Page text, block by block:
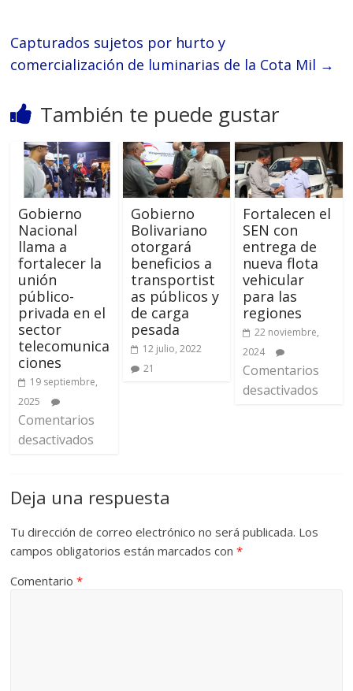
Capturados sujetos por hurto y
comercialización de luminarias de la Cota Mil →
También te puede gustar
Gobierno
Nacional
llama a
fortalecer la
unión
público-
privada en el
sector
telecomunica
ciones
19 septiembre,
2025
Comentarios
desactivados
Gobierno
Bolivariano
otorgará
beneficios a
transportist
as públicos y
de carga
pesada
12 julio, 2022
21
Fortalecen el
SEN con
entrega de
nueva flota
vehicular
para las
regiones
22 noviembre,
2024
Comentarios
desactivados
Deja una respuesta
Tu dirección de correo electrónico no será publicada. Los
campos obligatorios están marcados con*
Comentario*